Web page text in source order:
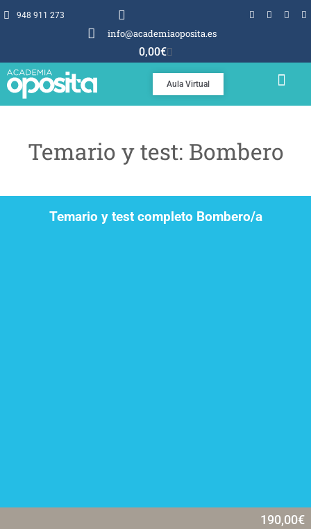
948 911 273
info@academiaoposita.es
0,00€
Aula Virtual
Temario y test: Bombero
Temario y test completo Bombero/a
190,00€